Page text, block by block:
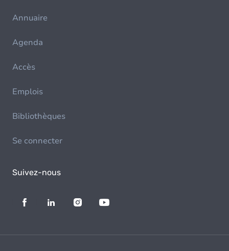
Annuaire
Agenda
Accès
Emplois
Bibliothèques
Se connecter
Suivez-nous